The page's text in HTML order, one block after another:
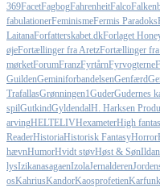
369FacetFagbogFahrenheitFalco
fabulationerFeminismeFermis Paradoks
LaitanaForfatterskabet.dkForlaget
øjeFortællinger fra AretzFortællinger
mørketForumFranzFyrtårnFyrvogterne
GuildenGeminiforbandelsenGenfærd
TrafallasGrønningen1GuderGudernes
spilGutkindGyldendalH. Harksen
arvingHELTELIVHexameterHigh
ReaderHistoriaHistorisk FantasyHorror
hævnHumorHvidt støvHøst & Søn
lysIzikanasagaenIzolaJernalderen
osKahriusKandorKaosprofetien